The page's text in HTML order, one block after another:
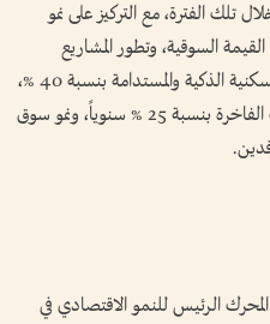
تلك الفترة، مع التركيز على نمو
بنسبة من 5 % إلى 7 % في القيمة السوقية، وتطور المشاريع
الكبرى، وزيادة الطلب على الوحدات السكنية الذكية والمستدامة بنسبة 40 %،
وارتفاع استثمارات الأجانب في العقارات الفاخرة بنسبة 25 % سنوياً، ونمو سوق
الرئيس للنمو الاقتصادي في